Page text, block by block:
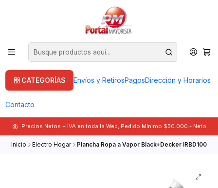
CATEGORÍAS Envíos y RetirosPagosDirección y Horarios
Contacto
Precios Netos + IVA en toda la Web, Pedido Mínimo $50.000.- Neto
Inicio Electro Hogar Plancha Ropa a Vapor Black+Decker IRBD100